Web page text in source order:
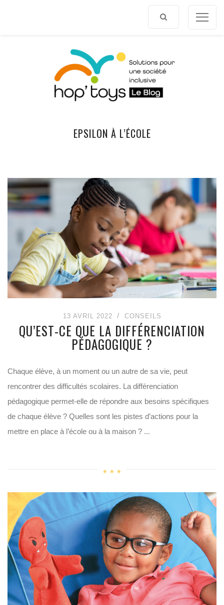
EPSILON À L’ÉCOLE
13 AVRIL 2022 CONSEILS
QU’EST-CE QUE LA DIFFÉRENCIATION
PÉDAGOGIQUE ?
Chaque élève, à un moment ou un autre de sa vie, peut
rencontrer des difficultés scolaires. La différenciation
pédagogique permet-elle de répondre aux besoins spécifiques
de chaque élève ? Quelles sont les pistes d’actions pour la
mettre en place à l’école ou à la maison ? ...